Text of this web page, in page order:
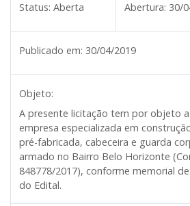
Status: Aberta Abertura: 30/
Publicado em: 30/04/2019
Objeto:
A presente licitação tem por objeto
empresa especializada em
pré-fabricada, cabeceira e guarda
armado no Bairro Belo Horizonte
848778/2017), conforme memorial
do Edital.